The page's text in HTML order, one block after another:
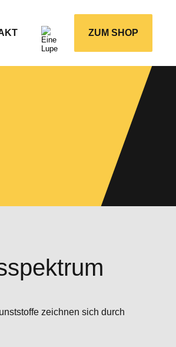
ZUM SHOP
zeichnen sich durch